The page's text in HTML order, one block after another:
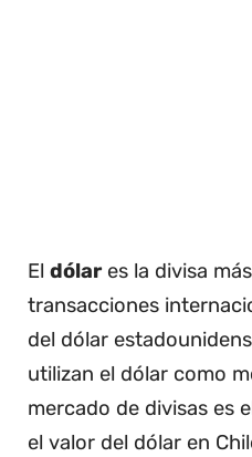
El dólares la divisa
transacciones
del dólar
utilizan el dólar como
mercado de divisas es
el valor del dólar en